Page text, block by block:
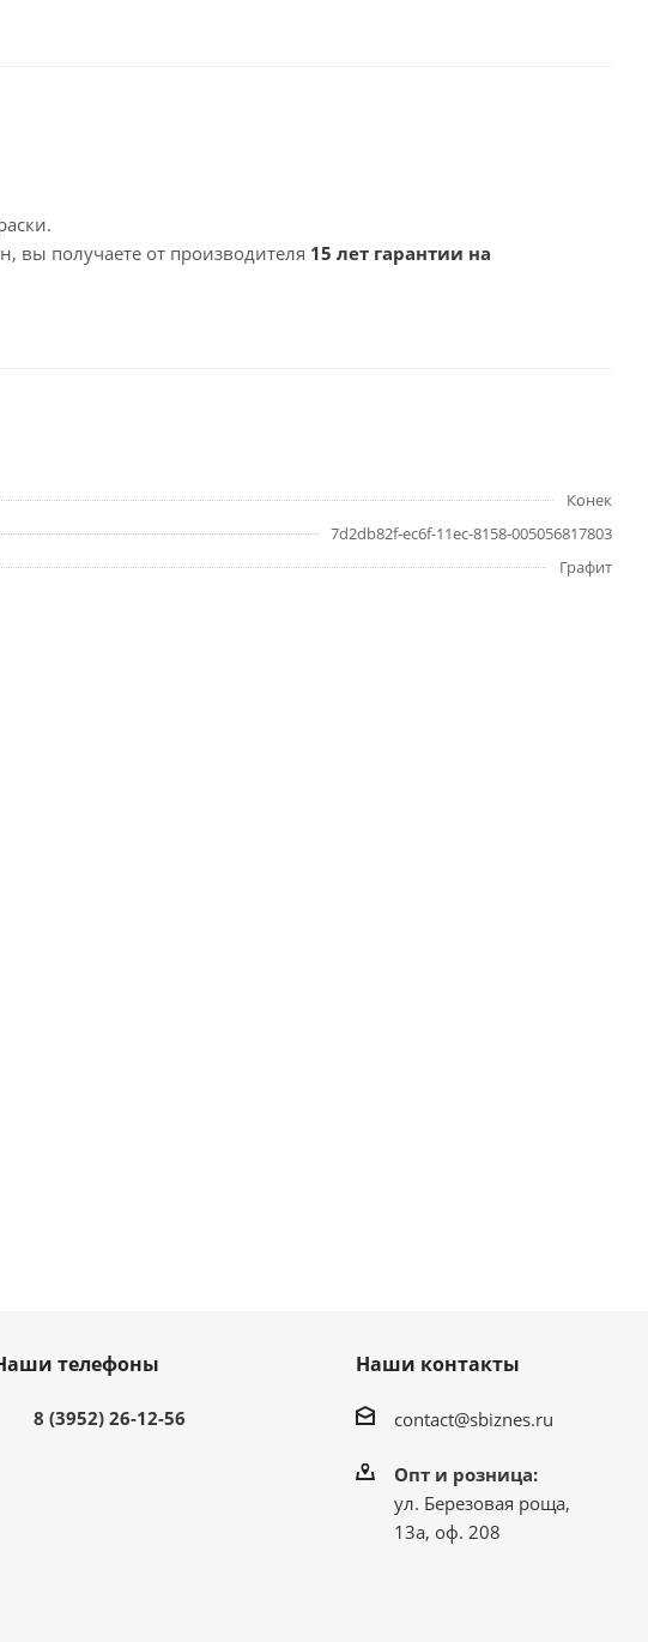
вы получаете от производителя 15 лет гарантии на
Конек
7d2db82f-ec6f-11ec-8158-005056817803
Графит
телефоны
8 (3952) 26-12-56
Наши контакты
contact@sbiznes.ru
Опт и розница:
ул. Березовая роща,
13а, оф. 208